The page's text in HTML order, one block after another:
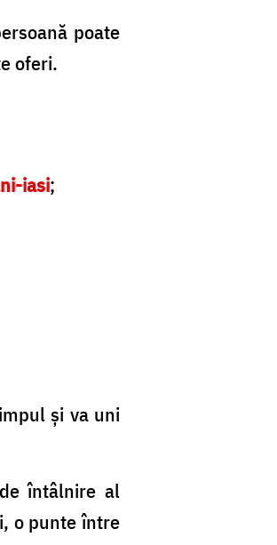
poate
oferi.
iasi;
și va uni
întâlnire al
o punte între